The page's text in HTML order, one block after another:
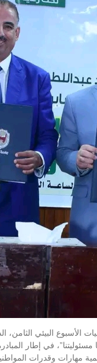
الأسبوع البيئي الثامن،
“بيئتنا مسئوليتنا”، في إطار
مهارات وقدرات